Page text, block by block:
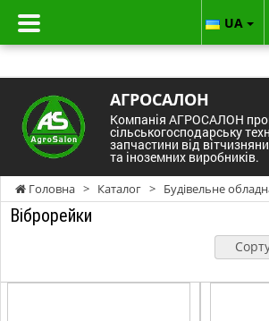
АГРОСАЛОН
Компанія АГРОСАЛОН
сільськогосподарську
запчастини від
та іноземних виробників.
UA
Головна > Каталог > Будівельне
Віброрейки